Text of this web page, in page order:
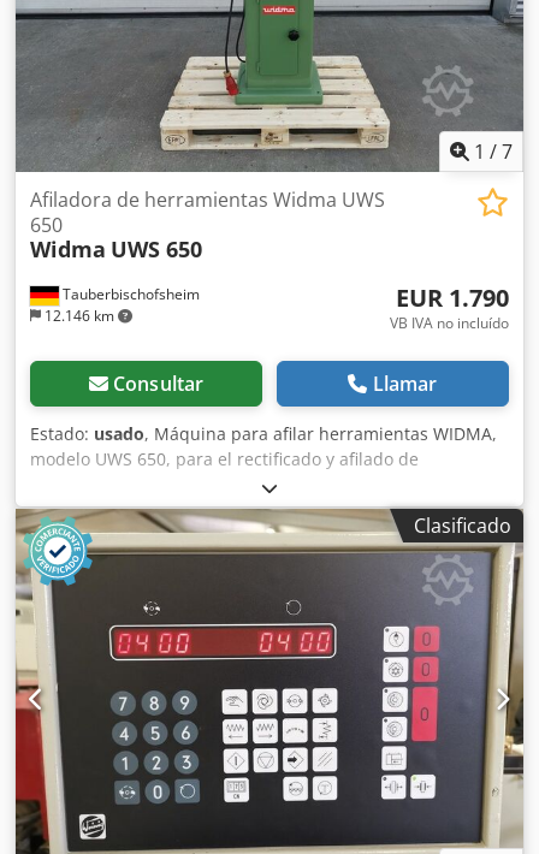
1 /7
Tauberbischofsheim
12.146 km
Afiladora de herramientas Widma UWS
650
Widma UWS 650
EUR 1.790
VB IVA no incluído
Consultar Llamar
Estado: usado, Máquina para afilar herramientas WIDMA,
modelo UWS 650, para el rectificado y afilado de
herramientas o para el mecanizado de formas geométricas
complejas. Datos técnicos: - Longitud: 1.000 mm - Anchura:
600 mm Djdpszrx Hkofx Apmock - Altura: 1.400 mm -
Diámetro del mandril de sujeción: 30 mm - Longitud del
mandril de sujeción: 135 mm
Clasificado